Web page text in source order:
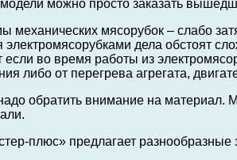
можно просто заказать
механических мясорубок – слабо
дела обстоят
во время работы из
либо от перегрева агрегата,
обратить внимание на
плюс» предлагает